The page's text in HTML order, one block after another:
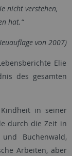
nicht verstehen,
hat.“
von 2007)
Elie
des gesamten
in seiner
durch die Zeit in
Buchenwald,
Arbeiten, aber